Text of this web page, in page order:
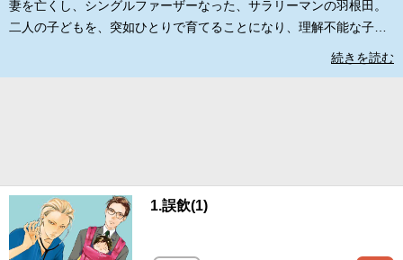
妻を亡くし、シングルファーザーなった、サラリーマンの羽根田。
二人の子どもを、突如ひとりで育てることになり、理解不能な子ど
もの一挙一動に、振り回される毎日を送っていた。ある日、電車内
続きを読む
1.誤飲(1)